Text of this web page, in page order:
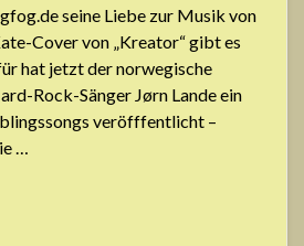
seine Liebe zur Musik von
Cover von „Kreator“ gibt es
hat jetzt der norwegische
Rock-Sänger Jørn Lande ein
veröfffentlicht –
…